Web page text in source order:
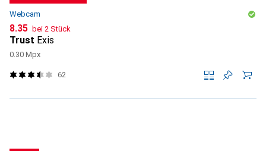
Webcam
CHF
8.35 bei 2 Stück
Trust Exis
0.30 Mpx
62